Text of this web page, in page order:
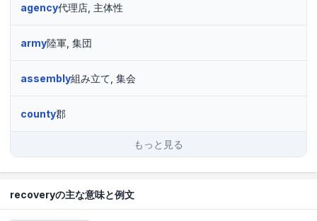
agency代理店, 主体性
army陸軍, 集団
assembly組み立て, 集会
county郡
もっと見る
recoveryの主な意味と例文